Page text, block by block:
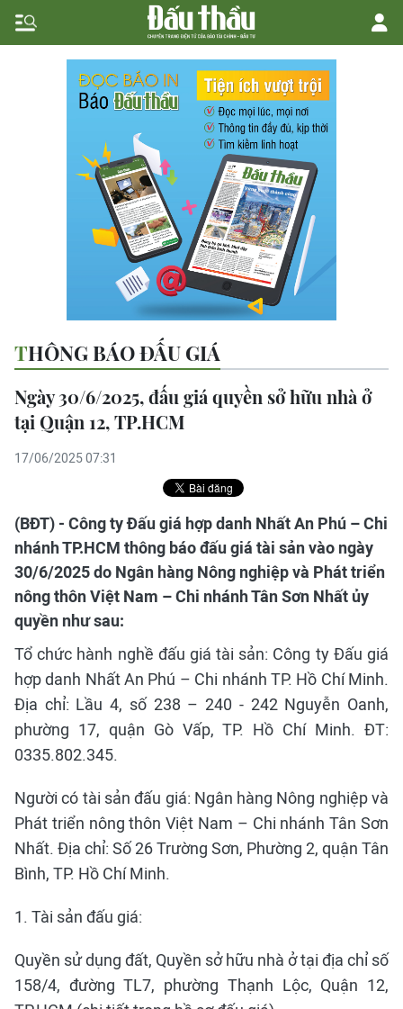
THÔNG BÁO ĐẤU GIÁ
Ngày 30/6/2025, đấu giá quyền sở hữu nhà ở
tại Quận 12, TP.HCM
17/06/2025 07:31
(BĐT) - Công ty Đấu giá hợp danh Nhất An Phú – Chi
nhánh TP.HCM thông báo đấu giá tài sản vào ngày
30/6/2025 do Ngân hàng Nông nghiệp và Phát triển
nông thôn Việt Nam – Chi nhánh Tân Sơn Nhất ủy
quyền như sau:
Tổ chức hành nghề đấu giá tài sản: Công ty Đấu giá
hợp danh Nhất An Phú – Chi nhánh TP. Hồ Chí Minh.
Địa chỉ: Lầu 4, số 238 – 240 - 242 Nguyễn Oanh,
phường 17, quận Gò Vấp, TP. Hồ Chí Minh. ĐT:
0335.802.345.
Người có tài sản đấu giá: Ngân hàng Nông nghiệp và
Phát triển nông thôn Việt Nam – Chi nhánh Tân Sơn
Nhất. Địa chỉ: Số 26 Trường Sơn, Phường 2, quận Tân
Bình, TP. Hồ Chí Minh.
1. Tài sản đấu giá:
Quyền sử dụng đất, Quyền sở hữu nhà ở tại địa chỉ số
158/4, đường TL7, phường Thạnh Lộc, Quận 12,